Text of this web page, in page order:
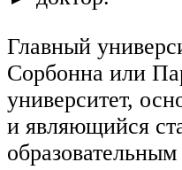
Главный
Сорбонна или
университет,
и являющийся